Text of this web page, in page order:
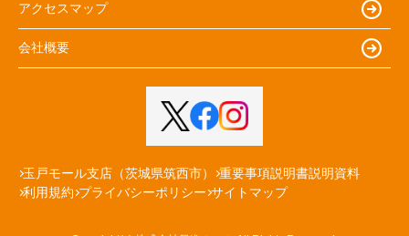
アクセスマップ
会社概要
玉戸モール支店（茨城県筑西市）
重要事項説明書説明資料
利用規約 プライバシーポリシー サイトマップ